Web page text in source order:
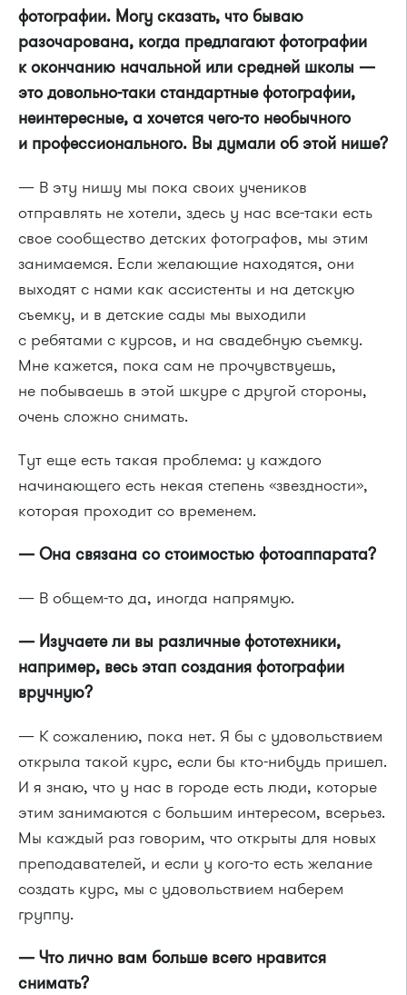
фотографии. Могу сказать, что бываю
разочарована, когда предлагают фотографии
к окончанию начальной или средней школы —
это довольно-таки стандартные фотографии,
неинтересные, а хочется чего-то необычного
и профессионального. Вы думали об этой нише?
— В эту нишу мы пока своих учеников
отправлять не хотели, здесь у нас все-таки есть
свое сообщество детских фотографов, мы этим
занимаемся. Если желающие находятся, они
выходят с нами как ассистенты и на детскую
съемку, и в детские сады мы выходили
с ребятами с курсов, и на свадебную съемку.
Мне кажется, пока сам не прочувствуешь,
не побываешь в этой шкуре с другой стороны,
очень сложно снимать.
Тут еще есть такая проблема: у каждого
начинающего есть некая степень «звездности»,
которая проходит со временем.
— Она связана со стоимостью фотоаппарата?
— В общем-то да, иногда напрямую.
— Изучаете ли вы различные фототехники,
например, весь этап создания фотографии
вручную?
— К сожалению, пока нет. Я бы с удовольствием
открыла такой курс, если бы кто-нибудь пришел.
И я знаю, что у нас в городе есть люди, которые
этим занимаются с большим интересом, всерьез.
Мы каждый раз говорим, что открыты для новых
преподавателей, и если у кого-то есть желание
создать курс, мы с удовольствием наберем
группу.
— Что лично вам больше всего нравится
снимать?